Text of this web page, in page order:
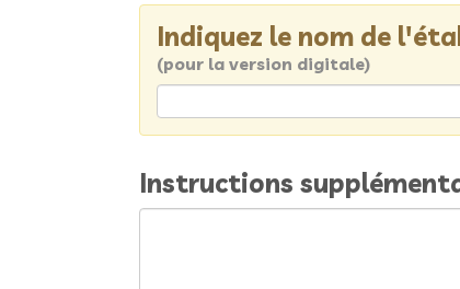
Indiquez le nom de
(pour la version digitale)
Instructions